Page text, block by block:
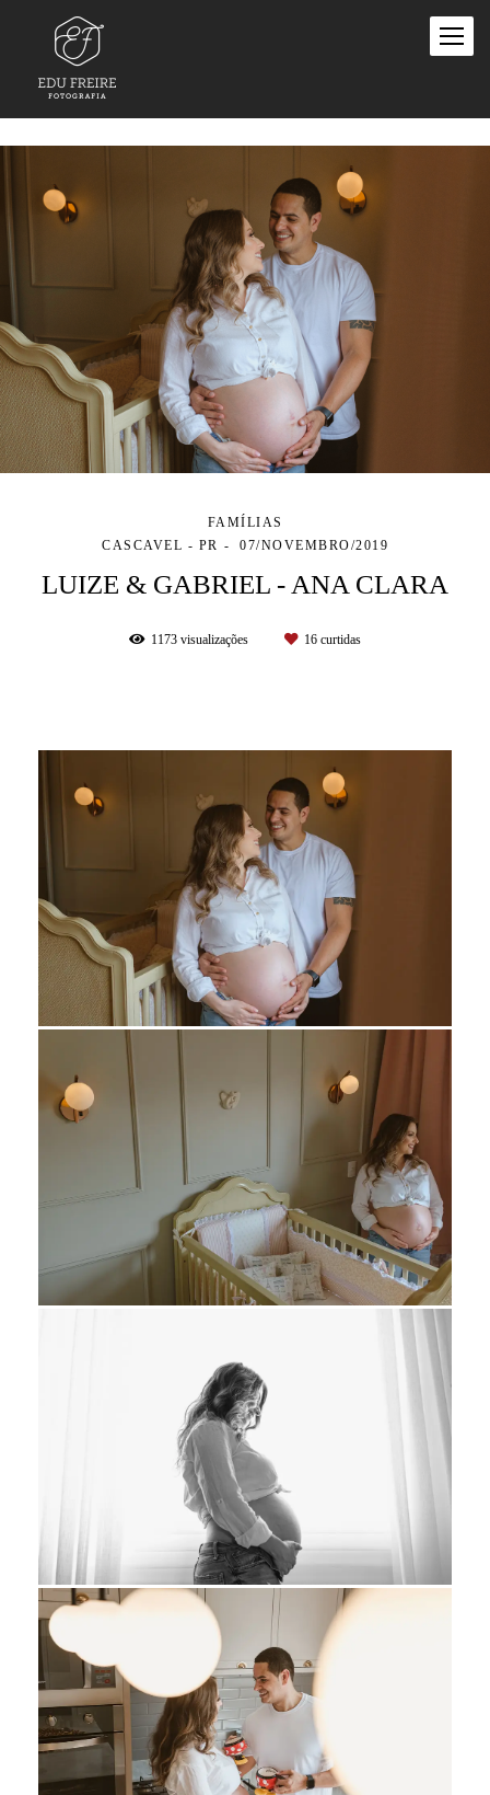
FAMÍLIAS
CASCAVEL - PR
07/NOVEMBRO/2019
LUIZE & GABRIEL - ANA CLARA
1173 visualizações 16 curtidas